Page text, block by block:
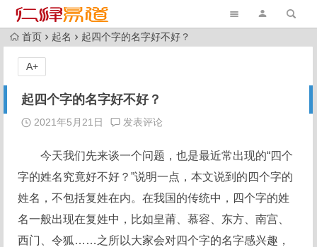
首页 起名 起四个字的名字好不好？
起四个字的名字好不好？
2021年5月21日 发表评论
今天我们先来谈一个问题，也是最近常出现的“四个
字的姓名究竟好不好？”说明一点，本文说到的四个字的
姓名，不包括复姓在内。在我国的传统中，四个字的姓
名一般出现在复姓中，比如皇莆、慕容、东方、南宫、
西门、令狐……之所以大家会对四个字的名字感兴趣，
A+